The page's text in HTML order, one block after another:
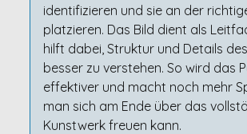
identifizieren und sie an der
platzieren. Das Bild dient als
hilft dabei, Struktur und Details
besser zu verstehen. So wird das
effektiver und macht noch mehr
man sich am Ende über das
Kunstwerk freuen kann.